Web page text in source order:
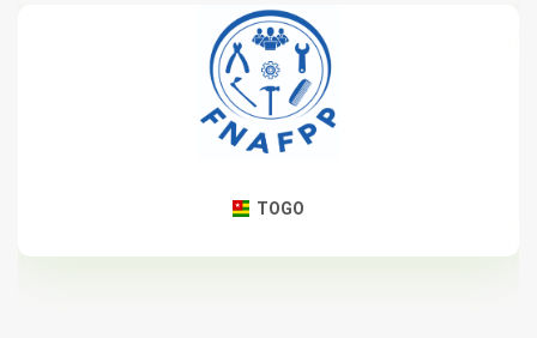
TOGO